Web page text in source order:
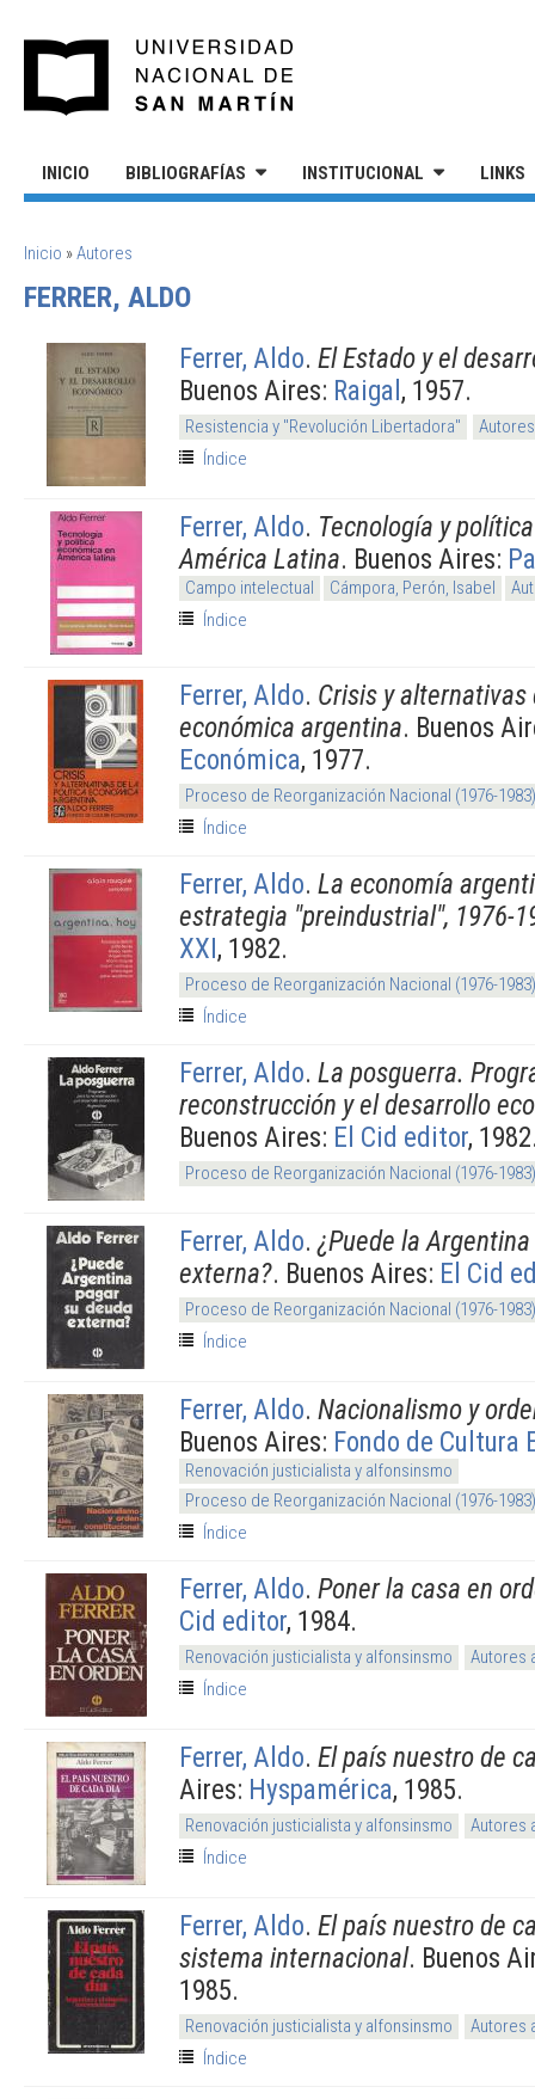
INICIO BIBLIOGRAFÍAS INSTITUCIONAL LINKS
SE ENCUENTRA USTED AQUÍ
Inicio »Autores
FERRER, ALDO
Ferrer, Aldo. El Estado y el
Buenos Aires: Raigal, 1957.
Resistencia y "Revolución Libertadora"
Índice
Ferrer, Aldo. Tecnología y
América Latina. Buenos Aires:
Campo intelectual Cámpora, Perón, Isabel
Índice
Ferrer, Aldo. Crisis y
económica argentina. Buenos
Económica, 1977.
Proceso de Reorganización Nacional (1976-1983)
Índice
Ferrer, Aldo. La economía
estrategia "preindustrial", 1976-
XXI, 1982.
Proceso de Reorganización Nacional (1976-1983)
Índice
Ferrer, Aldo. La posguerra.
reconstrucción y el desarrollo
Buenos Aires: El Cid editor,
Proceso de Reorganización Nacional (1976-1983)
Ferrer, Aldo. ¿Puede la
externa?. Buenos Aires: El Cid
Proceso de Reorganización Nacional (1976-1983)
Índice
Ferrer, Aldo. Nacionalismo y
Buenos Aires: Fondo de Cultura
Renovación justicialista y alfonsinsmo
Proceso de Reorganización Nacional (1976-1983)
Índice
Ferrer, Aldo. Poner la casa en
Cid editor, 1984.
Renovación justicialista y alfonsinsmo
Autores
Índice
Ferrer, Aldo. El país nuestro de
Aires: Hyspamérica, 1985.
Renovación justicialista y alfonsinsmo
Autores
Índice
Ferrer, Aldo. El país nuestro de
sistema internacional. Buenos
1985.
Renovación justicialista y alfonsinsmo
Autores
Índice